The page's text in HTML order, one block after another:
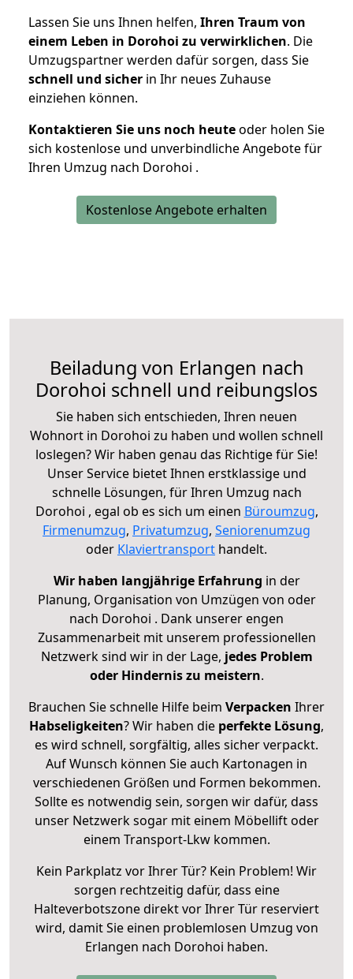
Lassen Sie uns Ihnen helfen, Ihren Traum von
einem Leben in Dorohoi zu verwirklichen. Die
Umzugspartner werden dafür sorgen, dass Sie
schnell und sicher in Ihr neues Zuhause
einziehen können.
Kontaktieren Sie uns noch heuteoder holen Sie
sich kostenlose und unverbindliche Angebote für
Ihren Umzug nach Dorohoi .
Kostenlose Angebote erhalten
Beiladung von Erlangen nach
Dorohoi schnell und reibungslos
Sie haben sich entschieden, Ihren neuen
Wohnort in Dorohoi zu haben und wollen schnell
loslegen? Wir haben genau das Richtige für Sie!
Unser Service bietet Ihnen erstklassige und
schnelle Lösungen, für Ihren Umzug nach
Dorohoi , egal ob es sich um einen Büroumzug,
Firmenumzug, Privatumzug, Seniorenumzug
oder Klaviertransport handelt.
Wir haben langjährige Erfahrung in der
Planung, Organisation von Umzügen von oder
nach Dorohoi . Dank unserer engen
Zusammenarbeit mit unserem professionellen
Netzwerk sind wir in der Lage, jedes Problem
oder Hindernis zu meistern.
Brauchen Sie schnelle Hilfe beim Verpacken Ihrer
Habseligkeiten? Wir haben die perfekte Lösung,
es wird schnell, sorgfältig, alles sicher verpackt.
Auf Wunsch können Sie auch Kartonagen in
verschiedenen Größen und Formen bekommen.
Sollte es notwendig sein, sorgen wir dafür, dass
unser Netzwerk sogar mit einem Möbellift oder
einem Transport-Lkw kommen.
Kein Parkplatz vor Ihrer Tür? Kein Problem! Wir
sorgen rechtzeitig dafür, dass eine
Halteverbotszone direkt vor Ihrer Tür reserviert
wird, damit Sie einen problemlosen Umzug von
Erlangen nach Dorohoi haben.